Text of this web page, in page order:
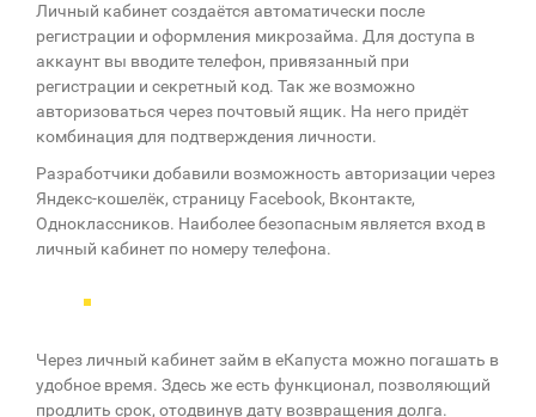
Личный кабинет создаётся автоматически после
регистрации и оформления микрозайма. Для доступа в
аккаунт вы вводите телефон, привязанный при
регистрации и секретный код. Так же возможно
авторизоваться через почтовый ящик. На него придёт
комбинация для подтверждения личности.
Разработчики добавили возможность авторизации через
Яндекс-кошелёк, страницу Facebook, Вконтакте,
Одноклассников. Наиболее безопасным является вход в
личный кабинет по номеру телефона.
Через личный кабинет займ в еКапуста можно погашать в
удобное время. Здесь же есть функционал, позволяющий
продлить срок, отодвинув дату возвращения долга.